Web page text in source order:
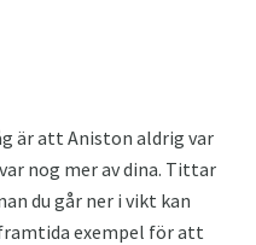
är att Aniston aldrig var
nog mer av dina. Tittar
du går ner i vikt kan
exempel för att